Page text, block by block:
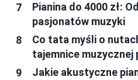
Pianina do 4000 zł:
pasjonatów muzyki
Co tata myśli o
tajemnice muzycznej
Jakie akustyczne